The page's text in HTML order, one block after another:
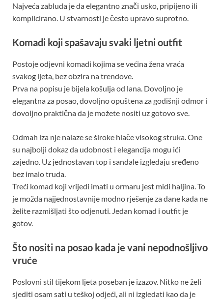
Najveća zabluda je da elegantno znači usko, pripijeno ili
komplicirano. U stvarnosti je često upravo suprotno.
Komadi koji spašavaju svaki ljetni outfit
Postoje odjevni komadi kojima se većina žena vraća
svakog ljeta, bez obzira na trendove.
Prva na popisu je bijela košulja od lana. Dovoljno je
elegantna za posao, dovoljno opuštena za godišnji odmor i
dovoljno praktična da je možete nositi uz gotovo sve.
Odmah iza nje nalaze se široke hlače visokog struka. One
su najbolji dokaz da udobnost i elegancija mogu ići
zajedno. Uz jednostavan top i sandale izgledaju sređeno
bez imalo truda.
Treći komad koji vrijedi imati u ormaru jest midi haljina. To
je možda najjednostavnije modno rješenje za dane kada ne
želite razmišljati što odjenuti. Jedan komad i outfit je
gotov.
Što nositi na posao kada je vani nepodnošljivo
vruće
Poslovni stil tijekom ljeta poseban je izazov. Nitko ne želi
sjediti osam sati u teškoj odjeći, ali ni izgledati kao da je